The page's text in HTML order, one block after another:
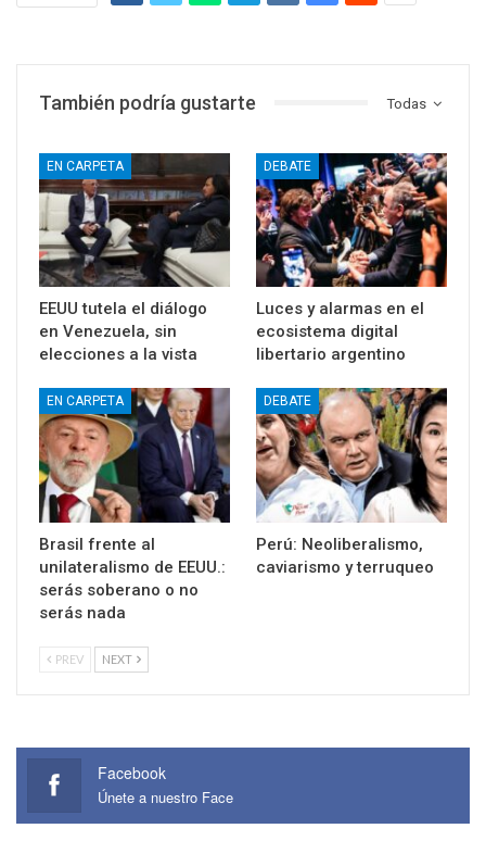
Todas
También podría gustarte
EN CARPETA
EEUU tutela el diálogo
en Venezuela, sin
elecciones a la vista
DEBATE
Luces y alarmas en el
ecosistema digital
libertario argentino
EN CARPETA
Brasil frente al
unilateralismo de EEUU.:
serás soberano o no
serás nada
DEBATE
Perú: Neoliberalismo,
caviarismo y terruqueo
PREV NEXT
Facebook
Únete a nuestro Face